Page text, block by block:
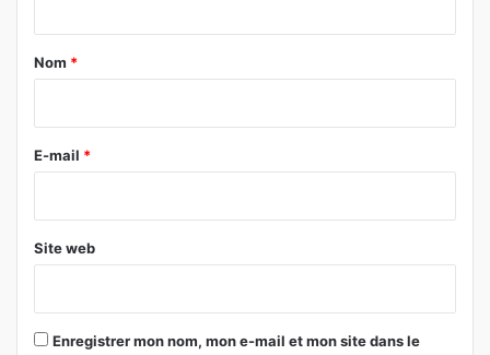
a
e
Nom *
E-mail *
Site web
Enregistrer mon nom, mon e-mail et mon site dans le